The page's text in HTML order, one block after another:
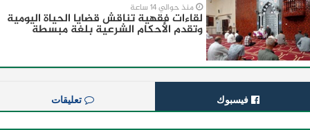
منذ حوالي 14 ساعة
لقاءات فقهية تناقش قضايا الحياة اليومية
وتقدم الأحكام الشرعية بلغة مبسطة
فيسبوك تعليقات